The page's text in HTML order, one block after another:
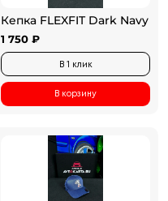
Кепка FLEXFIT Dark Navy
1 750 ₽
В 1 клик
В корзину